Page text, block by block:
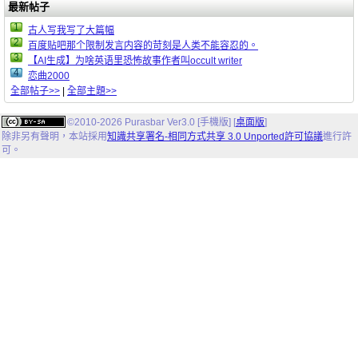
最新帖子
1
古人写我写了大篇幅
2
百度贴吧那个限制发言内容的苛刻是人类不能容忍的。
3
【AI生成】为啥英语里恐怖故事作者叫occult writer
4
恋曲2000
全部帖子>>
全部主題>>
©2010-2026 Purasbar Ver3.0 [手機版] [桌面版]
除非另有聲明， 本站採用知識共享署名-相同方式共享 3.0 Unported許可協議進行許
可。